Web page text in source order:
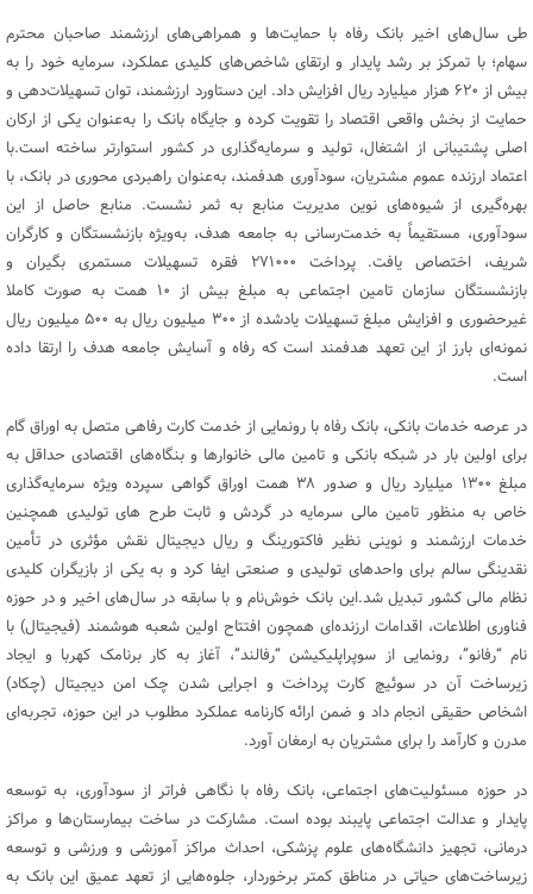
طی سال‌های اخیر بانک رفاه با حمایت‌ها و همراهی‌های ارزشمند صاحبان محترم
سهام؛ با تمرکز بر رشد پایدار و ارتقای شاخص‌های کلیدی عملکرد، سرمایه خود را به
بیش از ۶۲۰ هزار میلیارد ریال افزایش داد. این دستاورد ارزشمند، توان تسهیلات‌دهی و
حمایت از بخش واقعی اقتصاد را تقویت کرده و جایگاه بانک را به‌عنوان یکی از ارکان
اصلی پشتیبانی از اشتغال، تولید و سرمایه‌گذاری در کشور استوارتر ساخته است.با
اعتماد ارزنده عموم مشتریان، سودآوری هدفمند، به‌عنوان راهبردی محوری در بانک، با
بهره‌گیری از شیوه‌های نوین مدیریت منابع به ثمر نشست. منابع حاصل از این
سودآوری، مستقیماً به خدمت‌رسانی به جامعه هدف، به‌ویژه بازنشستگان و کارگران
شریف، اختصاص یافت. پرداخت ۲۷۱۰۰۰ فقره تسهیلات مستمری بگیران و
بازنشستگان سازمان تامین اجتماعی به مبلغ بیش از ۱۰ همت به صورت کاملا
غیرحضوری و افزایش مبلغ تسهیلات یادشده از ۳۰۰ میلیون ریال به ۵۰۰ میلیون ریال
نمونه‌ای بارز از این تعهد هدفمند است که رفاه و آسایش جامعه هدف را ارتقا داده
است.
در عرصه خدمات بانکی، بانک رفاه با رونمایی از خدمت کارت رفاهی متصل به اوراق گام
برای اولین بار در شبکه بانکی و تامین مالی خانوارها و بنگاه‌های اقتصادی حداقل به
مبلغ ۱۳۰۰ میلیارد ریال و صدور ۳۸ همت اوراق گواهی سپرده ویژه سرمایه‌گذاری
خاص به منظور تامین مالی سرمایه در گردش و ثابت طرح های تولیدی همچنین
خدمات ارزشمند و نوینی نظیر فاکتورینگ و ریال دیجیتال نقش مؤثری در تأمین
نقدینگی سالم برای واحدهای تولیدی و صنعتی ایفا کرد و به یکی از بازیگران کلیدی
نظام مالی کشور تبدیل شد.این بانک خوش‌نام و با سابقه در سال‌های اخیر و در حوزه
فناوری اطلاعات، اقدامات ارزنده‌ای همچون افتتاح اولین شعبه هوشمند (فیجیتال) با
نام “رفا‌نو”، رونمایی از سوپراپلیکیشن “رفالند”، آغاز به کار برنامک کهربا و ایجاد
زیرساخت آن در سوئیچ کارت پرداخت و اجرایی شدن چک امن دیجیتال (چکاد)
اشخاص حقیقی انجام داد و ضمن ارائه کارنامه عملکرد مطلوب در این حوزه، تجربه‌ای
مدرن و کارآمد را برای مشتریان به ارمغان آورد.
در حوزه مسئولیت‌های اجتماعی، بانک رفاه با نگاهی فراتر از سودآوری، به توسعه
پایدار و عدالت اجتماعی پایبند بوده است. مشارکت در ساخت بیمارستان‌ها و مراکز
درمانی، تجهیز دانشگاه‌های علوم پزشکی، احداث مراکز آموزشی و ورزشی و توسعه
زیرساخت‌های حیاتی در مناطق کمتر برخوردار، جلوه‌هایی از تعهد عمیق این بانک به